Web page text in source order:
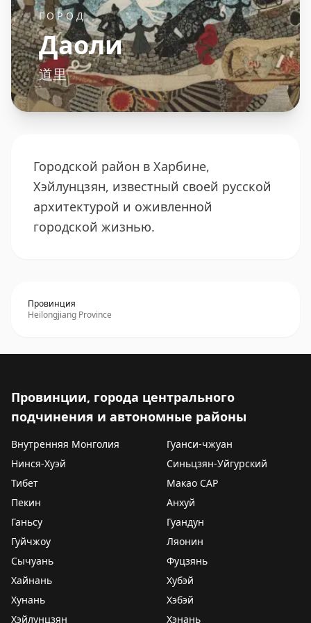
ГОРОД
Даоли
道里
Городской район в Харбине,
Хэйлунцзян, известный своей русской
архитектурой и оживленной
городской жизнью.
Провинция
Heilongjiang Province
Провинции, города центрального
подчинения и автономные районы
Внутренняя Монголия
Гуанси-чжуан
Нинся-Хуэй
Синьцзян-Уйгурский
Тибет
Макао САР
Пекин
Анхуй
Ганьсу
Гуандун
Гуйчжоу
Ляонин
Сычуань
Фуцзянь
Хайнань
Хубэй
Хунань
Хэбэй
Хэйлунцзян
Хэнань